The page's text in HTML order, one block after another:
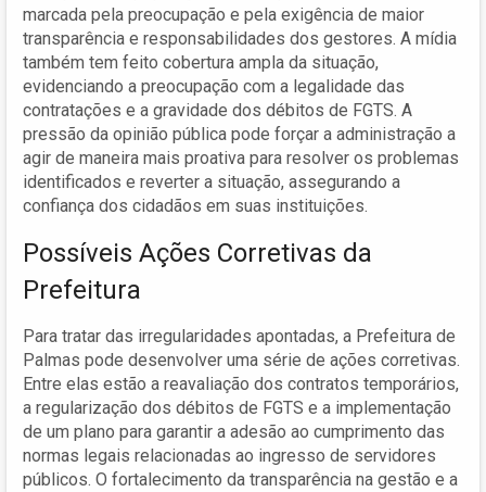
marcada pela preocupação e pela exigência de maior
transparência e responsabilidades dos gestores. A mídia
também tem feito cobertura ampla da situação,
evidenciando a preocupação com a legalidade das
contratações e a gravidade dos débitos de FGTS. A
pressão da opinião pública pode forçar a administração a
agir de maneira mais proativa para resolver os problemas
identificados e reverter a situação, assegurando a
confiança dos cidadãos em suas instituições.
Possíveis Ações Corretivas da
Prefeitura
Para tratar das irregularidades apontadas, a Prefeitura de
Palmas pode desenvolver uma série de ações corretivas.
Entre elas estão a reavaliação dos contratos temporários,
a regularização dos débitos de FGTS e a implementação
de um plano para garantir a adesão ao cumprimento das
normas legais relacionadas ao ingresso de servidores
públicos. O fortalecimento da transparência na gestão e a